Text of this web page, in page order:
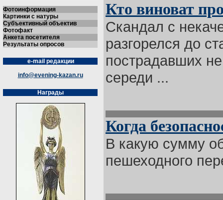
Фотоинформация
Картинки с натуры
Субъективный объектив
Фотофакт
Анкета посетителя
Результаты опросов
e-mail редакции
info@evening-kazan.ru
Награды
Кто виноват
Скандал с
разгорелся до
пострадавших
середи ...
Когда
В какую сумму
пешеходного